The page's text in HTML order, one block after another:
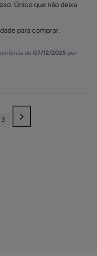
Único que não deixa
para comprar.
de 07/12/2025 por
3